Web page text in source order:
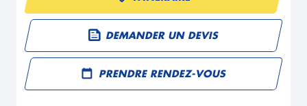
DEMANDER UN DEVIS
PRENDRE RENDEZ-VOUS